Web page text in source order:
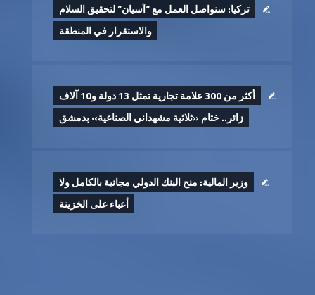
تركيا: سنواصل العمل مع “آسيان” لتحقيق السلام
والاستقرار في المنطقة
أكثر من 300 علامة تجارية تمثل 13 دولة و10 آلاف
زائر.. ختام «ثلاثية مشهداني الصناعية» بدمشق
وزير المالية: منح البنك الدولي مجانية بالكامل ولا
أعباء على الخزينة